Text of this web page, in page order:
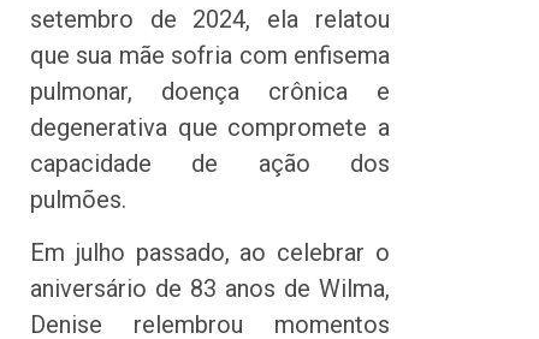
setembro de 2024, ela relatou
que sua mãe sofria com enfisema
pulmonar, doença crônica e
degenerativa que compromete a
capacidade de ação dos
pulmões.
Em julho passado, ao celebrar o
aniversário de 83 anos de Wilma,
Denise relembrou momentos